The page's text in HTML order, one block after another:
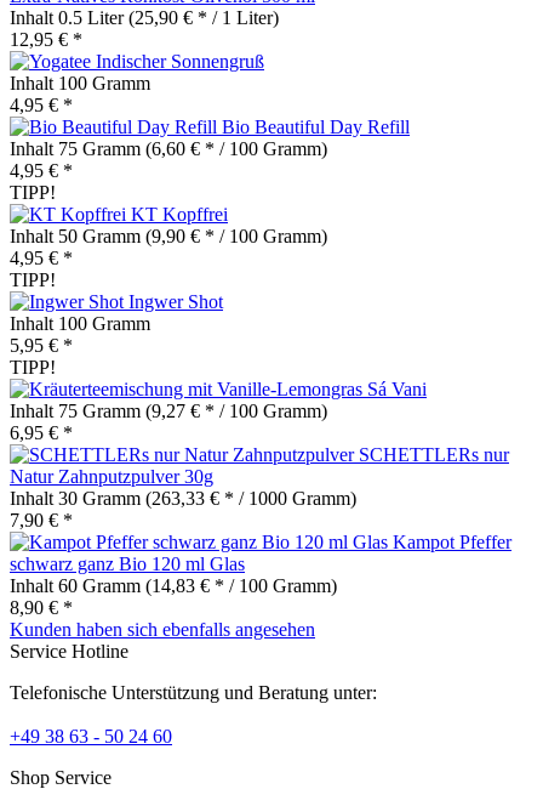
Inhalt 0.5 Liter(25,90 € * / 1 Liter)
12,95 € *
Indischer Sonnengruß
Inhalt 100 Gramm
4,95 € *
Bio Beautiful Day Refill
Inhalt 75 Gramm (6,60 € * / 100 Gramm)
4,95 € *
TIPP!
KT Kopffrei
Inhalt 50 Gramm (9,90 € * / 100 Gramm)
4,95 € *
TIPP!
Ingwer Shot
Inhalt 100 Gramm
5,95 € *
TIPP!
Sá Vani
Inhalt 75 Gramm (9,27 € * / 100 Gramm)
6,95 € *
SCHETTLERs nur
Natur Zahnputzpulver 30g
Inhalt 30 Gramm (263,33 € * / 1000 Gramm)
7,90 € *
Kampot Pfeffer
schwarz ganz Bio 120 ml Glas
Inhalt 60 Gramm (14,83 € * / 100 Gramm)
8,90 € *
Kunden haben sich ebenfalls angesehen
Service Hotline
Telefonische Unterstützung und Beratung unter:
+49 38 63 - 50 24 60
Shop Service